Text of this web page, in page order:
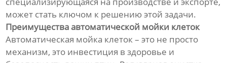
может стать ключом к решению этой задачи.
Преимущества автоматической мойки клеток
Автоматическая мойка клеток – это не просто
механизм, это инвестиция в здоровье и